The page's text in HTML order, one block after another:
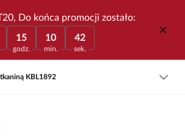
Do końca promocji zostało:
15
godz.
10
min.
42
sek.
KBL1892